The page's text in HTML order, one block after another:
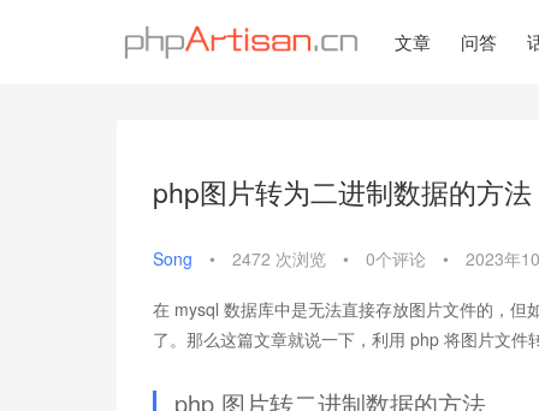
文章 问答
php图片转为二进制数据的方法
Song • 2472 次浏览 • 0个评论 • 2023年
在 mysql 数据库中是无法直接存放图片文件的，
了。那么这篇文章就说一下，利用 php 将图片文件
php 图片转二进制数据的方法